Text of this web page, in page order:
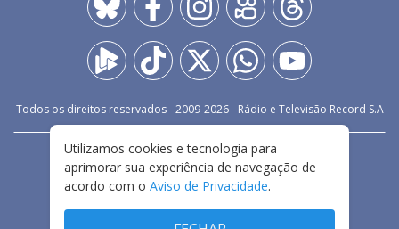
Todos os direitos reservados - 2009-2026- Rádio e Televisão Record S.A
FALE CONOSCO
PRIVACIDADE
TERMOS E CONDIÇÕES DE USO
Utilizamos cookies e tecnologia para
aprimorar sua experiência de navegação de
acordo com o Aviso de Privacidade.